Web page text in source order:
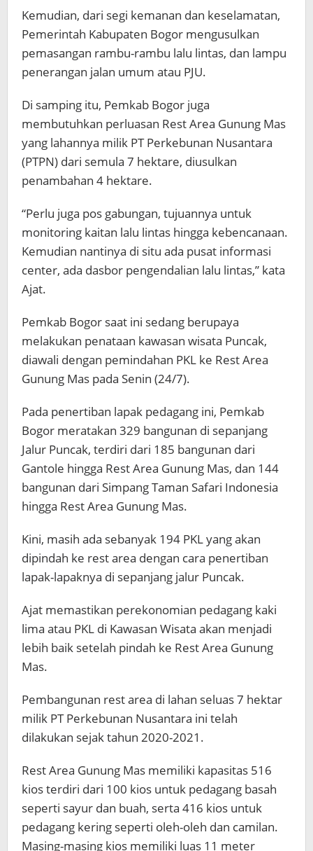
Kemudian, dari segi kemanan dan keselamatan,
Pemerintah Kabupaten Bogor mengusulkan
pemasangan rambu-rambu lalu lintas, dan lampu
penerangan jalan umum atau PJU.
Di samping itu, Pemkab Bogor juga
membutuhkan perluasan Rest Area Gunung Mas
yang lahannya milik PT Perkebunan Nusantara
(PTPN) dari semula 7 hektare, diusulkan
penambahan 4 hektare.
“Perlu juga pos gabungan, tujuannya untuk
monitoring kaitan lalu lintas hingga kebencanaan.
Kemudian nantinya di situ ada pusat informasi
center, ada dasbor pengendalian lalu lintas,” kata
Ajat.
Pemkab Bogor saat ini sedang berupaya
melakukan penataan kawasan wisata Puncak,
diawali dengan pemindahan PKL ke Rest Area
Gunung Mas pada Senin (24/7).
Pada penertiban lapak pedagang ini, Pemkab
Bogor meratakan 329 bangunan di sepanjang
Jalur Puncak, terdiri dari 185 bangunan dari
Gantole hingga Rest Area Gunung Mas, dan 144
bangunan dari Simpang Taman Safari Indonesia
hingga Rest Area Gunung Mas.
Kini, masih ada sebanyak 194 PKL yang akan
dipindah ke rest area dengan cara penertiban
lapak-lapaknya di sepanjang jalur Puncak.
Ajat memastikan perekonomian pedagang kaki
lima atau PKL di Kawasan Wisata akan menjadi
lebih baik setelah pindah ke Rest Area Gunung
Mas.
Pembangunan rest area di lahan seluas 7 hektar
milik PT Perkebunan Nusantara ini telah
dilakukan sejak tahun 2020-2021.
Rest Area Gunung Mas memiliki kapasitas 516
kios terdiri dari 100 kios untuk pedagang basah
seperti sayur dan buah, serta 416 kios untuk
pedagang kering seperti oleh-oleh dan camilan.
Masing-masing kios memiliki luas 11 meter